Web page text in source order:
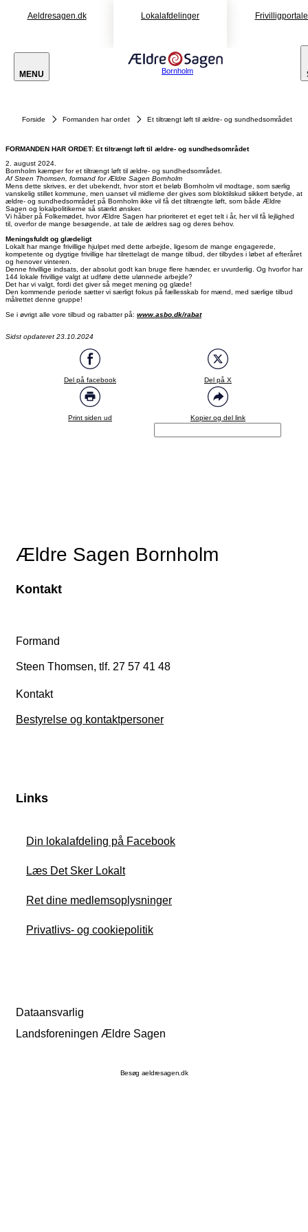
Aeldresagen.dk Lokalafdelinger
MENU Bornholm
Forside Formanden har ordet Et tiltrængt løft til ældre- og sundhedsområdet
FORMANDEN HAR ORDET: Et tiltrængt løft til ældre- og sundhedsområdet
2. august 2024.
Bornholm kæmper for et tiltrængt løft til ældre- og sundhedsområdet.
Af Steen Thomsen, formand for Ældre Sagen Bornholm
Mens dette skrives, er det ubekendt, hvor stort et beløb Bornholm vil modtage, som særlig
vanskelig stillet kommune, men uanset vil midlerne der gives som bloktilskud sikkert betyde, at
ældre- og sundhedsområdet på Bornholm ikke vil få det tiltrængte løft, som både Ældre
Sagen og lokalpolitikerne så stærkt ønsker.
Vi håber på Folkemødet, hvor Ældre Sagen har prioriteret et eget telt i år, her vil få lejlighed
til, overfor de mange besøgende, at tale de ældres sag og deres behov.
Meningsfuldt og glædeligt
Lokalt har mange frivillige hjulpet med dette arbejde, ligesom de mange engagerede,
kompetente og dygtige frivillige har tilrettelagt de mange tilbud, der tilbydes i løbet af efteråret
og henover vinteren.
Denne frivillige indsats, der absolut godt kan bruge flere hænder, er uvurderlig. Og hvorfor har
144 lokale frivillige valgt at udføre dette ulønnede arbejde?
Det har vi valgt, fordi det giver så meget mening og glæde!
Den kommende periode sætter vi særligt fokus på fællesskab for mænd, med særlige tilbud
målrettet denne gruppe!
Se i øvrigt alle vore tilbud og rabatter på: www.asbo.dk/rabat
Sidst opdateret 23.10.2024
Del på facebook Del på X
Print siden ud Kopier og del link
Ældre Sagen Bornholm
Kontakt
Formand
Steen Thomsen, tlf. 27 57 41 48
Kontakt
Bestyrelse og kontaktpersoner
Links
Din lokalafdeling på Facebook
Læs Det Sker Lokalt
Ret dine medlemsoplysninger
Privatlivs- og cookiepolitik
Dataansvarlig
Landsforeningen Ældre Sagen
Besøg aeldresagen.dk